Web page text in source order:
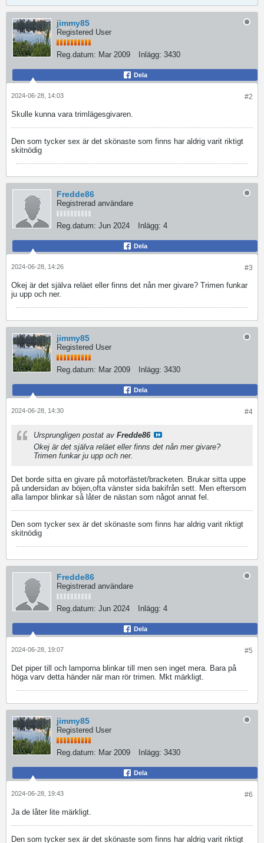
jimmy85
Registered User
Reg.datum: Mar 2009 Inlägg: 3430
Dela
#2
2024-06-28, 14:03
Skulle kunna vara trimlägesgivaren.
Den som tycker sex är det skönaste som finns har aldrig varit riktigt
skitnödig
Fredde86
Registrerad användare
Reg.datum: Jun 2024 Inlägg: 4
Dela
#3
2024-06-28, 14:26
Okej är det själva reläet eller finns det nån mer givare? Trimen funkar
ju upp och ner.
jimmy85
Registered User
Reg.datum: Mar 2009 Inlägg: 3430
Dela
#4
2024-06-28, 14:30
Ursprungligen postat av Fredde86
Okej är det själva reläet eller finns det nån mer givare?
Trimen funkar ju upp och ner.
Det borde sitta en givare på motorfästet/bracketen. Brukar sitta uppe
på undersidan av böjen,ofta vänster sida bakifrån sett. Men eftersom
alla lampor blinkar så låter de nästan som något annat fel.
Den som tycker sex är det skönaste som finns har aldrig varit riktigt
skitnödig
Fredde86
Registrerad användare
Reg.datum: Jun 2024 Inlägg: 4
Dela
#5
2024-06-28, 19:07
Det piper till och lamporna blinkar till men sen inget mera. Bara på
höga varv detta händer när man rör trimen. Mkt märkligt.
jimmy85
Registered User
Reg.datum: Mar 2009 Inlägg: 3430
Dela
#6
2024-06-28, 19:43
Ja de låter lite märkligt.
Den som tycker sex är det skönaste som finns har aldrig varit riktigt